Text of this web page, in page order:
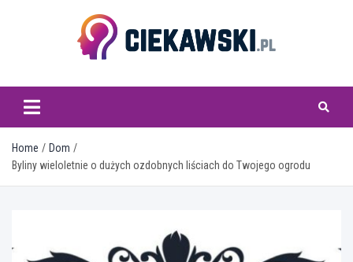
ciekawski.pl
Home
Dom
Byliny wieloletnie o dużych ozdobnych liściach do Twojego ogrodu